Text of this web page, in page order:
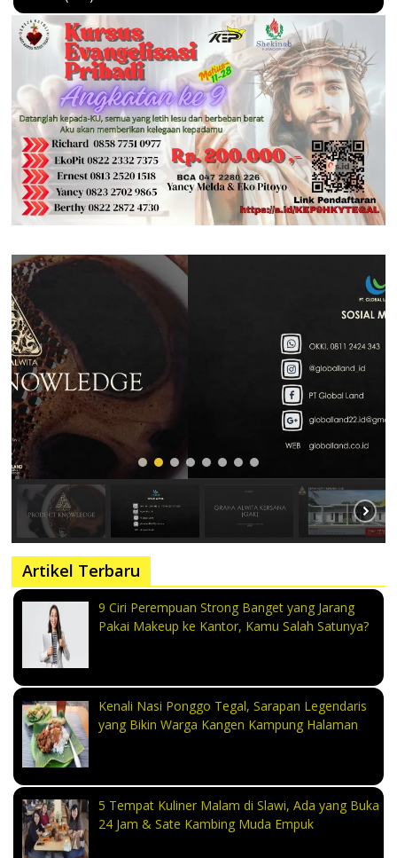
Artikel Terbaru
9 Ciri Perempuan Strong Banget yang Jarang
Pakai Makeup ke Kantor, Kamu Salah Satunya?
Kenali Nasi Ponggo Tegal, Sarapan Legendaris
yang Bikin Warga Kangen Kampung Halaman
5 Tempat Kuliner Malam di Slawi, Ada yang Buka
24 Jam & Sate Kambing Muda Empuk